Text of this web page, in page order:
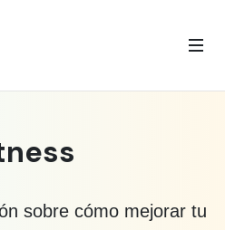
sobre cómo mejorar tu